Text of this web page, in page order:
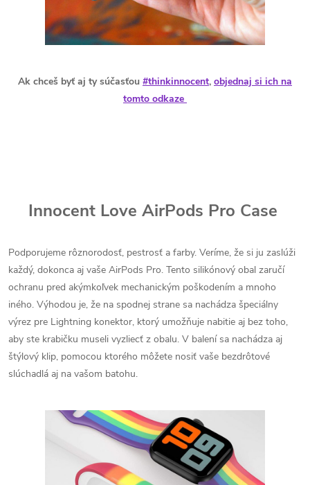
Ak chceš byť aj ty súčasťou #thinkinnocent, objednaj si ich na
tomto odkaze
Innocent Love AirPods Pro Case
Podporujeme rôznorodosť, pestrosť a farby. Veríme, že si ju zaslúži
každý, dokonca aj vaše AirPods Pro. Tento silikónový obal zaručí
ochranu pred akýmkoľvek mechanickým poškodením a mnoho
iného. Výhodou je, že na spodnej strane sa nachádza špeciálny
výrez pre Lightning konektor, ktorý umožňuje nabitie aj bez toho,
aby ste krabičku museli vyzliecť z obalu. V balení sa nachádza aj
štýlový klip, pomocou ktorého môžete nosiť vaše bezdrôtové
slúchadlá aj na vašom batohu.